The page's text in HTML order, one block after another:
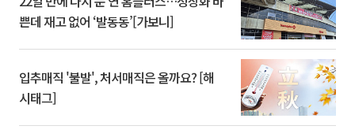
쁜데 재고 없어 ‘발동동’[가보니]
입추매직 '불발', 처서매직은 올까요? [해
시태그]